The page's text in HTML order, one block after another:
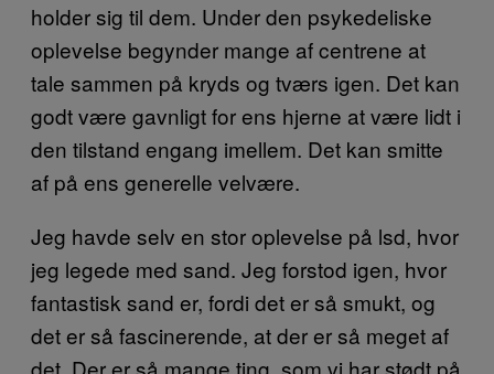
holder sig til dem. Under den psykedeliske
oplevelse begynder mange af centrene at
tale sammen på kryds og tværs igen. Det kan
godt være gavnligt for ens hjerne at være lidt i
den tilstand engang imellem. Det kan smitte
af på ens generelle velvære.
Jeg havde selv en stor oplevelse på lsd, hvor
jeg legede med sand. Jeg forstod igen, hvor
fantastisk sand er, fordi det er så smukt, og
det er så fascinerende, at der er så meget af